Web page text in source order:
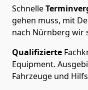
Schnelle
gehen muss, mit
nach Nürnberg wir
Qualifizierte
Equipment.
Fahrzeuge und